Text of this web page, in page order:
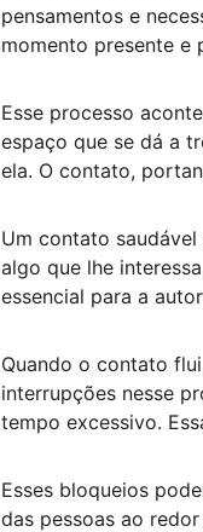
pensamentos e
momento presente e
Esse processo
espaço que se dá a
ela. O contato,
Um contato
algo que lhe
essencial para a
Quando o contato
interrupções nesse
tempo excessivo.
Esses bloqueios
das pessoas ao